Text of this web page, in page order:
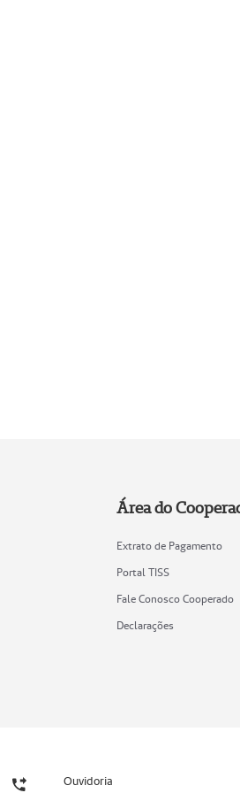
Área do
Extrato de Pagamento
Portal TISS
Fale Conosco Cooperado
Declarações
Ouvidoria